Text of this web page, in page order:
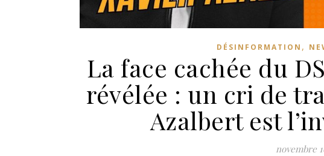
DÉSINFORMATION ,
La face cachée du
révélée : un cri de
Azalbert est
novembre